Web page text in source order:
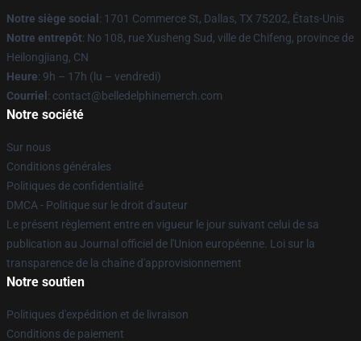
Notre siège social : 1701 Commerce St, Dallas, TX 75202, États-Unis
Notre entrepôt: No 108, rue Xusheng Sud, ville de Chifeng, province de
Heilongjiang, CN
Heure: 9h – 17h (lu – vendredi)
Courriel : contact@belledelphinemerch.com
Notre société
Sur nous
Conditions générales
Politiques de confidentialité
DMCA - Politique sur le droit d'auteur
Le présent règlement entre en vigueur le jour suivant celui de sa
publication au Journal officiel de l'Union européenne. Loi sur la
transparence de la chaîne d'approvisionnement
Notre soutien
Politiques d'expédition et de livraison
Conditions de paiement